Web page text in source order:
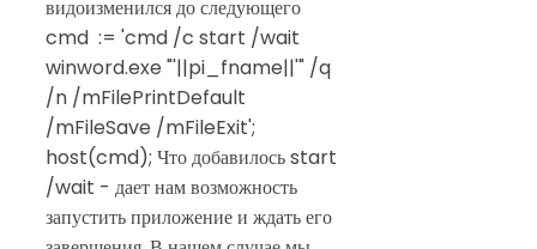
видоизменился до следующего
cmd := 'cmd /c start /wait
winword.exe "'||pi_fname||'" /q
/n /mFilePrintDefault
/mFileSave /mFileExit';
host(cmd); Что добавилось start
/wait - дает нам возможность
запустить приложение и ждать его